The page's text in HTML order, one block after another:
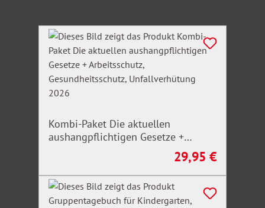
Produktgalerie überspringen
Kombi-Paket Die aktuellen
aushangpflichtigen Gesetze +
Arbeitsschutz, Gesundheitsschutz,
Regulärer Preis:
29,95 €